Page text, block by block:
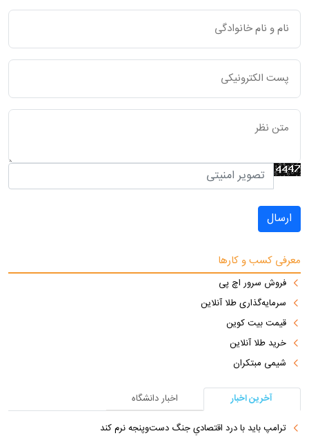
ارسال
معرفی کسب و کارها
فروش سرور اچ پی
سرمایه‌گذاری طلا آنلاین
قیمت بیت کوین
خرید طلا آنلاین
شیمی مبتکران
آخرین اخبار
اخبار دانشگاه
ترامپ باید با درد اقتصادیِ جنگ دست‌و‌پنجه نرم کند